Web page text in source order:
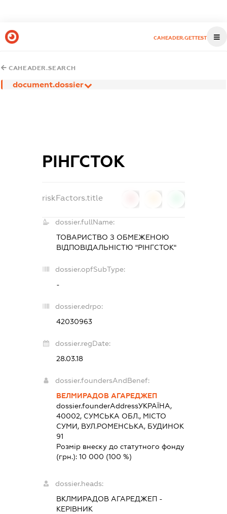
CAHEADER.GETTEST
CAHEADER.SEARCH
document.dossier
РІНГСТОК
riskFactors.title
dossier.fullName:
ТОВАРИСТВО З ОБМЕЖЕНОЮ
ВІДПОВІДАЛЬНІСТЮ "РІНГСТОК"
dossier.opfSubType:
-
dossier.edrpo:
42030963
dossier.regDate:
28.03.18
dossier.foundersAndBenef:
ВЕЛМИРАДОВ АГАРЕДЖЕП
dossier.founderAddressУКРАЇНА,
40002, СУМСЬКА ОБЛ., МІСТО
СУМИ, ВУЛ.РОМЕНСЬКА, БУДИНОК
91
Розмір внеску до статутного фонду
(грн.): 10 000 (100 %)
dossier.heads:
ВКЛМИРАДОВ АГАРЕДЖЕП-
КЕРІВНИК